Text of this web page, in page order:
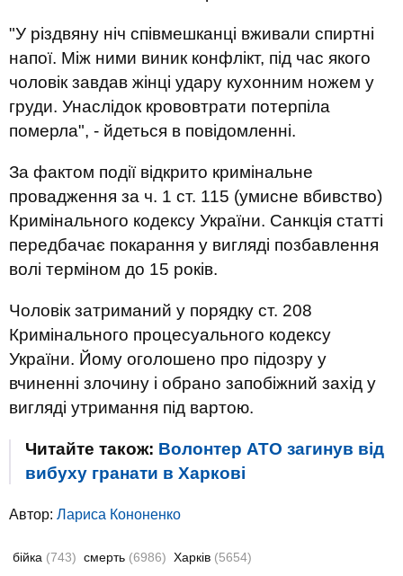
"У різдвяну ніч співмешканці вживали спиртні
напої. Між ними виник конфлікт, під час якого
чоловік завдав жінці удару кухонним ножем у
груди. Унаслідок крововтрати потерпіла
померла", - йдеться в повідомленні.
За фактом події відкрито кримінальне
провадження за ч. 1 ст. 115 (умисне вбивство)
Кримінального кодексу України. Санкція статті
передбачає покарання у вигляді позбавлення
волі терміном до 15 років.
Чоловік затриманий у порядку ст. 208
Кримінального процесуального кодексу
України. Йому оголошено про підозру у
вчиненні злочину і обрано запобіжний захід у
вигляді утримання під вартою.
Читайте також: Волонтер АТО загинув від
вибуху гранати в Харкові
Автор: Лариса Кононенко
бійка (743) смерть (6986) Харків (5654)